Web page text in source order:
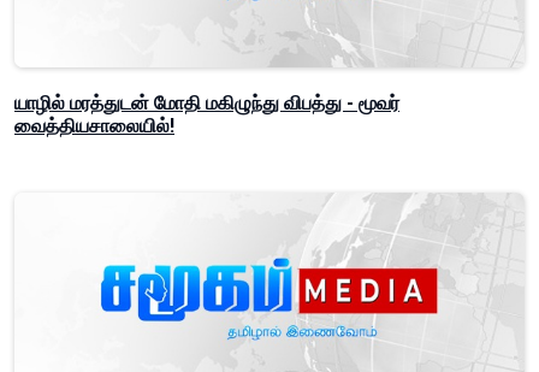
யாழில் மரத்துடன் மோதி மகிழுந்து விபத்து - மூவர்
வைத்தியசாலையில்!